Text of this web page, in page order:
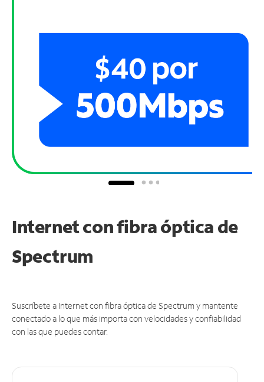
Internet con fibra óptica de
Spectrum
Suscríbete a Internet con fibra óptica de Spectrum y mantente
conectado a lo que más importa con velocidades y confiabilidad
con las que puedes contar.